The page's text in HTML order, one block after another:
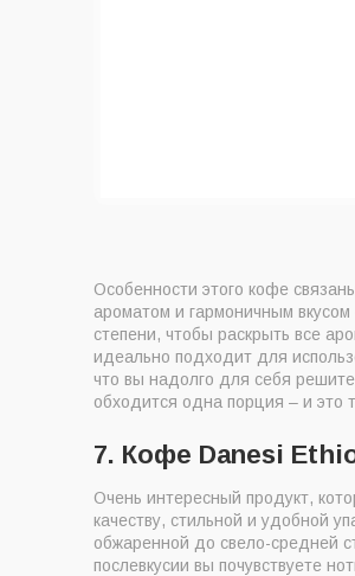
Особенности этого кофе
ароматом и гармоничным
степени, чтобы раскрыть все
идеально подходит для
что вы надолго для себя
обходится одна порция – и это
7. Кофе Danesi
Очень интересный продукт,
качеству, стильной и удобной
обжаренной до свело-средней
послевкусии вы почувствуете